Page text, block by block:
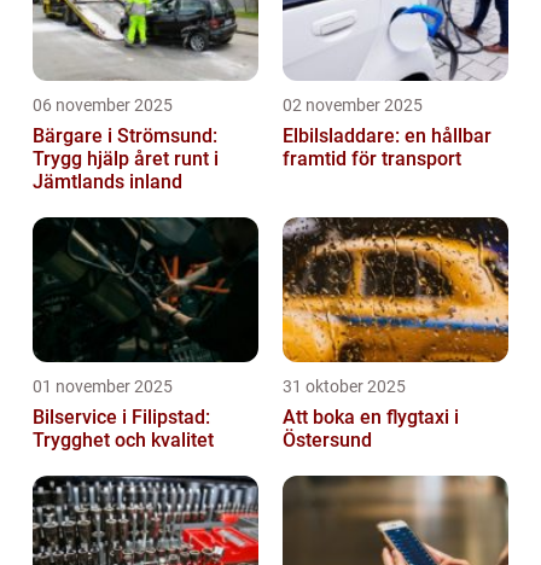
06 november 2025
Bärgare i Strömsund:
Trygg hjälp året runt i
Jämtlands inland
02 november 2025
Elbilsladdare: en hållbar
framtid för transport
01 november 2025
Bilservice i Filipstad:
Trygghet och kvalitet
31 oktober 2025
Att boka en flygtaxi i
Östersund